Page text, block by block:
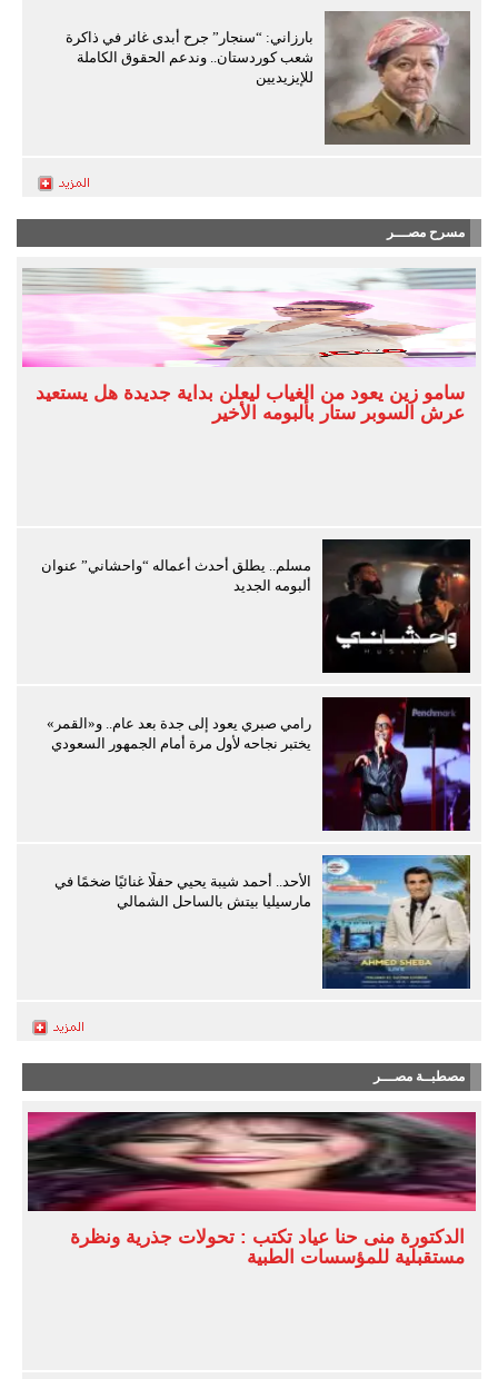
بارزاني: “سنجار” جرح أبدى غائر في ذاكرة
شعب كوردستان.. وندعم الحقوق الكاملة
للإيزيديين
مسرح مصـــر
سامو زين يعود من الغياب ليعلن بداية جديدة هل يستعيد
عرش السوبر ستار بألبومه الأخير
مسلم.. يطلق أحدث أعماله “واحشاني” عنوان
ألبومه الجديد
رامي صبري يعود إلى جدة بعد عام.. و«القمر»
يختبر نجاحه لأول مرة أمام الجمهور السعودي
الأحد.. أحمد شيبة يحيي حفلًا غنائيًا ضخمًا في
مارسيليا بيتش بالساحل الشمالي
مصطبــة مصـــر
الدكتورة منى حنا عياد تكتب : تحولات جذرية ونظرة
مستقبلية للمؤسسات الطبية